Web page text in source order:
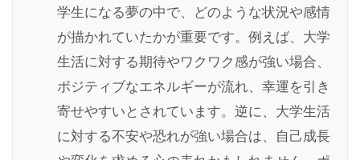
学生になる夢の中で、どのような状況や感情
が描かれていたかが重要です。例えば、大学
生活に対する期待やワクワク感が強い場合、
ポジティブなエネルギーが流れ、幸運を引き
寄せやすいとされています。逆に、大学生活
に対する不安や恐れが強い場合は、自己成長